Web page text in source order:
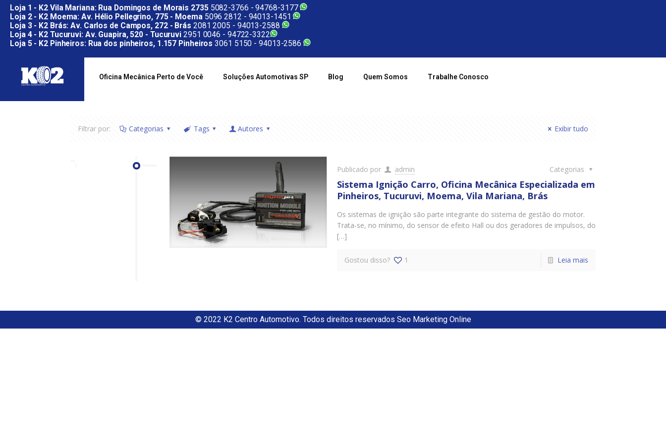
Loja 1 - K2 Vila Mariana: Rua Domingos de Morais 27355082-3766 -94768-3177
Loja 2 - K2 Moema: Av. Hélio Pellegrino, 775 - Moema5096 2812 - 94013-1451
Loja 3 - K2 Brás: Av. Carlos de Campos, 272 - Brás 2081 2005 - 94013-2588
Loja 4 - K2 Tucuruvi: Av. Guapira, 520 - Tucuruvi 2951 0046 - 94722-3322
Loja 5 - K2 Pinheiros: Rua dos pinheiros, 1.157 Pinheiros 3061 5150 -94013-2586
Oficina Mecânica Perto de Você Soluções Automotivas SP Blog Quem Somos Trabalhe Conosco
Filtrar por: Categorias Tags Autores Exibir tudo
Publicado por admin Categorias
Sistema Ignição Carro, Oficina Mecânica Especializada em
Pinheiros, Tucuruvi, Moema, Vila Mariana, Brás
Os sistemas de ignição são parte integrante do sistema de gestão do motor.
Trata-se, no mínimo, do sensor de efeito Hall ou dos geradores de impulsos, do
[…]
Gostou disso? 1 Leia mais
© 2022 K2 Centro Automotivo. Todos direitos reservados Seo Marketing Online